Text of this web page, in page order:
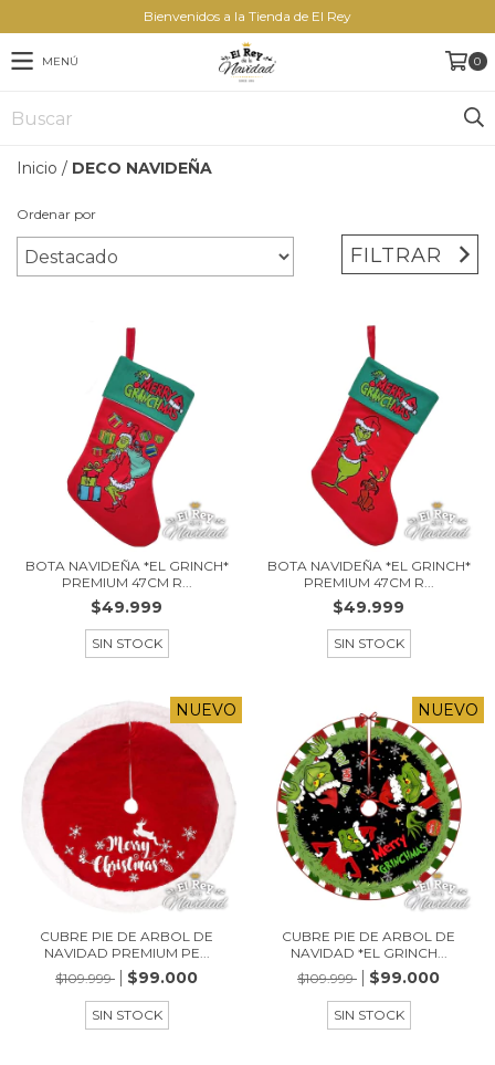
Bienvenidos a la Tienda de El Rey
MENÚ 0
Inicio / DECO NAVIDEÑA
Ordenar por
FILTRAR
BOTA NAVIDEÑA *EL GRINCH*
PREMIUM 47CM R...
$49.999
SIN STOCK
BOTA NAVIDEÑA *EL GRINCH*
PREMIUM 47CM R...
$49.999
SIN STOCK
NUEVO
CUBRE PIE DE ARBOL DE
NAVIDAD PREMIUM PE...
$109.999
$99.000
SIN STOCK
NUEVO
CUBRE PIE DE ARBOL DE
NAVIDAD *EL GRINCH...
$109.999
$99.000
SIN STOCK